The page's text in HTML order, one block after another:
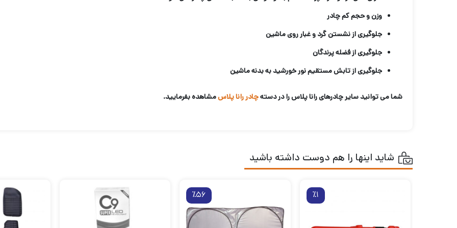
وزن و حجم کم چادر
جلوگیری از نشستن گرد و غبار روی ماشین
جلوگیری از فضله پرندگان
جلوگیری از تابش مستقیم نور خورشید به بدنه ماشین
شما می توانید سایر چادرهای رانا پلاس را در دستهچادر رانا پلاسمشاهده بفرمایید.
شاید اینها را هم دوست داشته باشید
٪1 ٪56